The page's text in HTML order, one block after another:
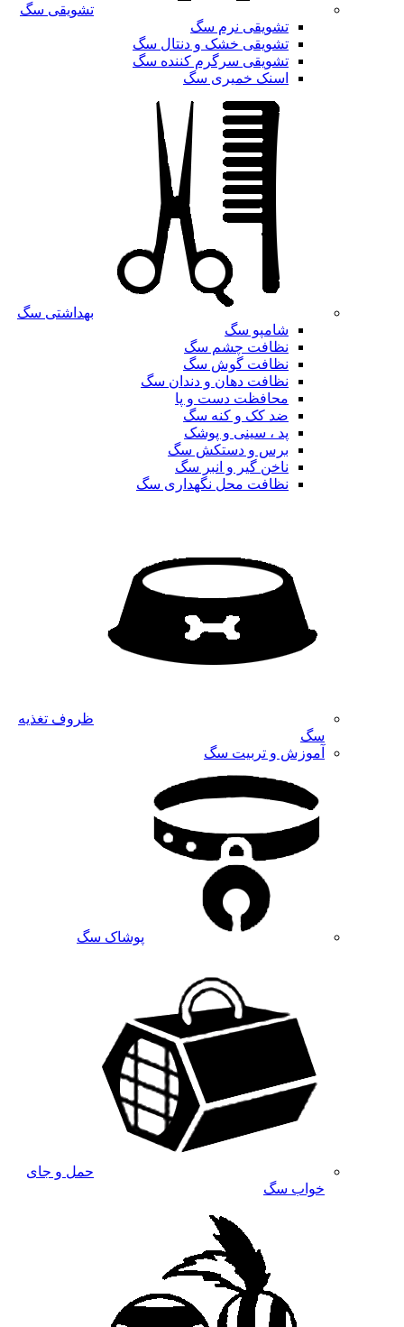
تشویقی سگ
تشویقی نرم سگ
تشویقی خشک و دنتال سگ
تشویقی سرگرم کننده سگ
اسنک خمیری سگ
بهداشتی سگ
شامپو سگ
نظافت چشم سگ
نظافت گوش سگ
نظافت دهان و دندان سگ
محافظت دست و پا
ضد کک و کنه سگ
پد ، سینی و پوشک
برس و دستکش سگ
ناخن گیر و انبر سگ
نظافت محل نگهداری سگ
ظروف تغذیه
سگ
آموزش و تربیت سگ
پوشاک سگ
حمل و جای
خواب سگ